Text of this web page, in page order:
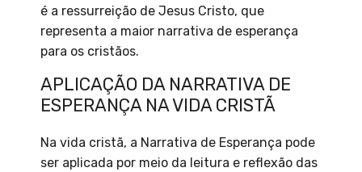
é a ressurreição de Jesus Cristo, que
representa a maior narrativa de esperança
para os cristãos.
APLICAÇÃO DA NARRATIVA DE
ESPERANÇA NA VIDA CRISTÃ
Na vida cristã, a Narrativa de Esperança pode
ser aplicada por meio da leitura e reflexão das